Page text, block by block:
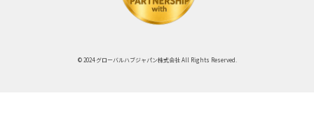
© 2024 グローバルハブジャパン株式会社 All Rights Reserved.